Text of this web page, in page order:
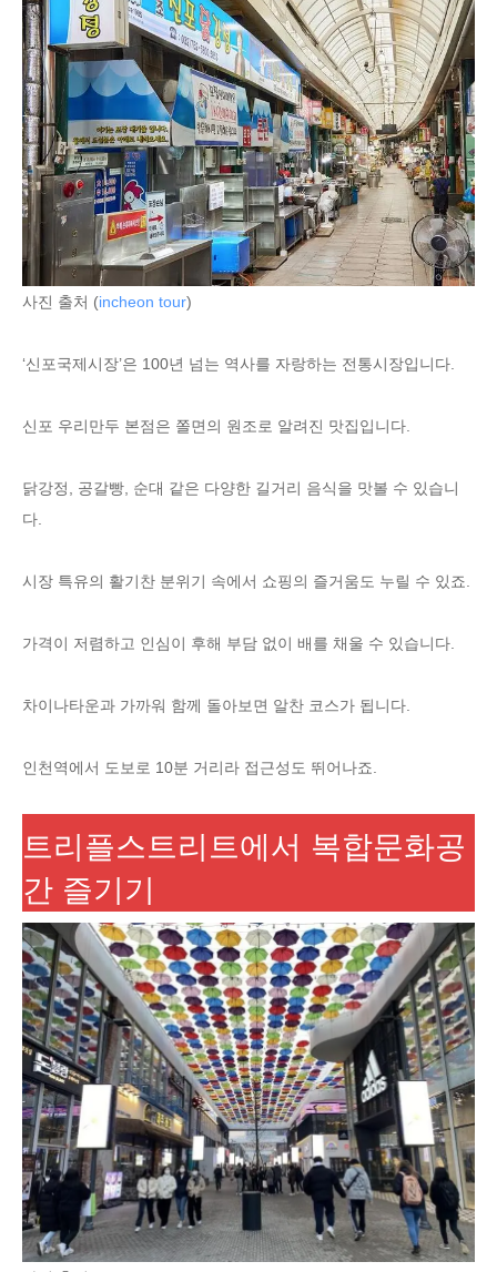
사진 출처 (incheon tour)
‘신포국제시장’은 100년 넘는 역사를 자랑하는 전통시장입니다.
신포 우리만두 본점은 쫄면의 원조로 알려진 맛집입니다.
닭강정, 공갈빵, 순대 같은 다양한 길거리 음식을 맛볼 수 있습니
다.
시장 특유의 활기찬 분위기 속에서 쇼핑의 즐거움도 누릴 수 있죠.
가격이 저렴하고 인심이 후해 부담 없이 배를 채울 수 있습니다.
차이나타운과 가까워 함께 돌아보면 알찬 코스가 됩니다.
인천역에서 도보로 10분 거리라 접근성도 뛰어나죠.
트리플스트리트에서 복합문화공
간 즐기기